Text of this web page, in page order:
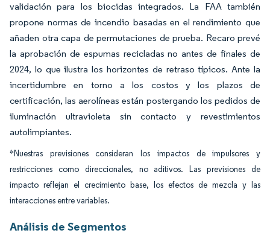
validación para los biocidas integrados. La FAA también
propone normas de incendio basadas en el rendimiento que
añaden otra capa de permutaciones de prueba. Recaro prevé
la aprobación de espumas recicladas no antes de finales de
2024, lo que ilustra los horizontes de retraso típicos. Ante la
incertidumbre en torno a los costos y los plazos de
certificación, las aerolíneas están postergando los pedidos de
iluminación ultravioleta sin contacto y revestimientos
autolimpiantes.
*Nuestras previsiones consideran los impactos de impulsores y
restricciones como direccionales, no aditivos. Las previsiones de
impacto reflejan el crecimiento base, los efectos de mezcla y las
interacciones entre variables.
Análisis de Segmentos